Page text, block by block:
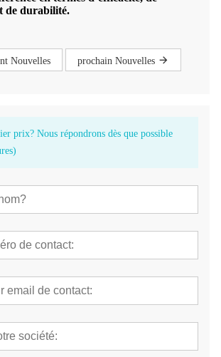
de durabilité.
Nouvelles prochain Nouvelles
prix? Nous répondrons dès que possible